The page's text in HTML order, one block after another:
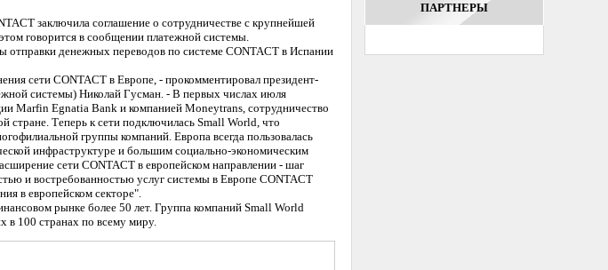
заключила соглашение о сотрудничестве с крупнейшей
говорится в сообщении платежной системы.
отправки денежных переводов по системе CONTACT в Испании
сети CONTACT в Европе, - прокомментировал президент-
системы) Николай Гусман. - В первых числах июля
Marfin Egnatia Bank и компанией Moneytrans, сотрудничество
стране. Теперь к сети подключилась Small World, что
группы компаний. Европа всегда пользовалась
инфраструктуре и большим социально-экономическим
сети CONTACT в европейском направлении - шаг
и востребованностью услуг системы в Европе CONTACT
в европейском секторе".
рынке более 50 лет. Группа компаний Small World
в 100 странах по всему миру.
ПАРТНЕРЫ